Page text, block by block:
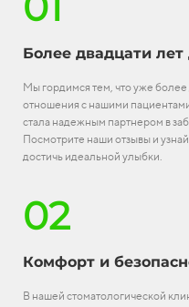
Более двадцати
Мы гордимся тем, что уже
отношения с нашими
стала надежным партнером в
Посмотрите наши отзывы и
достичь идеальной улыбки.
02
Комфорт и
В нашей стоматологической